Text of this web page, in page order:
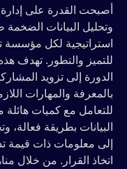
أصبحت القدرة على إدارة
وتحليل البيانات
استراتيجية لكل
للتميز والتطور. تهدف
الدورة إلى تزويد
بالمعرفة والمهارات
للتعامل مع كميات هائلة
البيانات بطريقة فعالة،
إلى معلومات ذات قيمة
اتخاذ القرار. من خلال